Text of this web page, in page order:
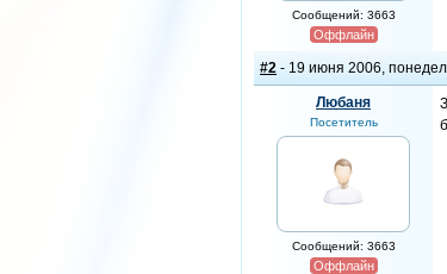
Сообщений: 3663
Оффлайн
#2 - 19 июня 2006,
Любаня
Посетитель
Сообщений: 3663
Оффлайн